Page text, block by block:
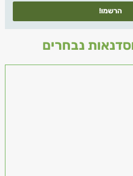
הרשמו!
נבחרים